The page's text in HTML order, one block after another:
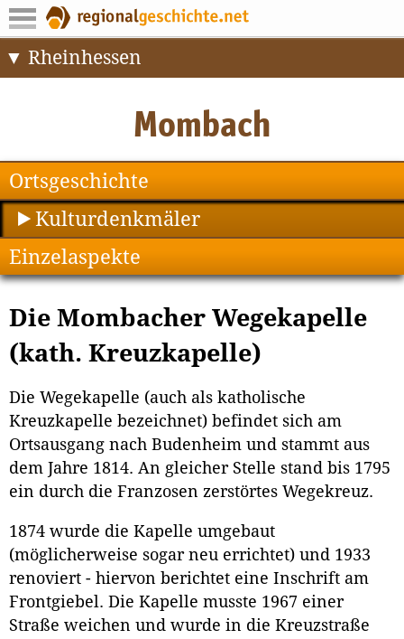
Rheinhessen
Ortsgeschichte
Kulturdenkmäler
Einzelaspekte
Die Mombacher Wegekapelle
(kath. Kreuzkapelle)
Die Wegekapelle (auch als katholische
Kreuzkapelle bezeichnet) befindet sich am
Ortsausgang nach Budenheim und stammt aus
dem Jahre 1814. An gleicher Stelle stand bis 1795
ein durch die Franzosen zerstörtes Wegekreuz.
1874 wurde die Kapelle umgebaut
(möglicherweise sogar neu errichtet) und 1933
renoviert - hiervon berichtet eine Inschrift am
Frontgiebel. Die Kapelle musste 1967 einer
Straße weichen und wurde in die Kreuzstraße